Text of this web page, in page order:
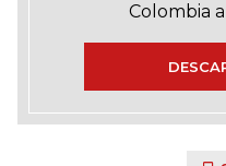
Colombia